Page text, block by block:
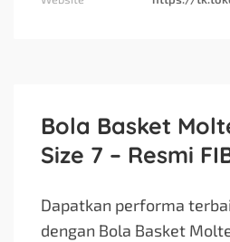
Bola Basket
Size 7 – Resmi
Dapatkan performa
dengan Bola Basket